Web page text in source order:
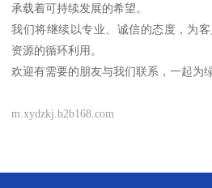
承载着可持续发展的希望。
我们将继续以专业、诚信的态度，为
资源的循环利用。
欢迎有需要的朋友与我们联系，一起为
m.xydzkj.b2b168.com